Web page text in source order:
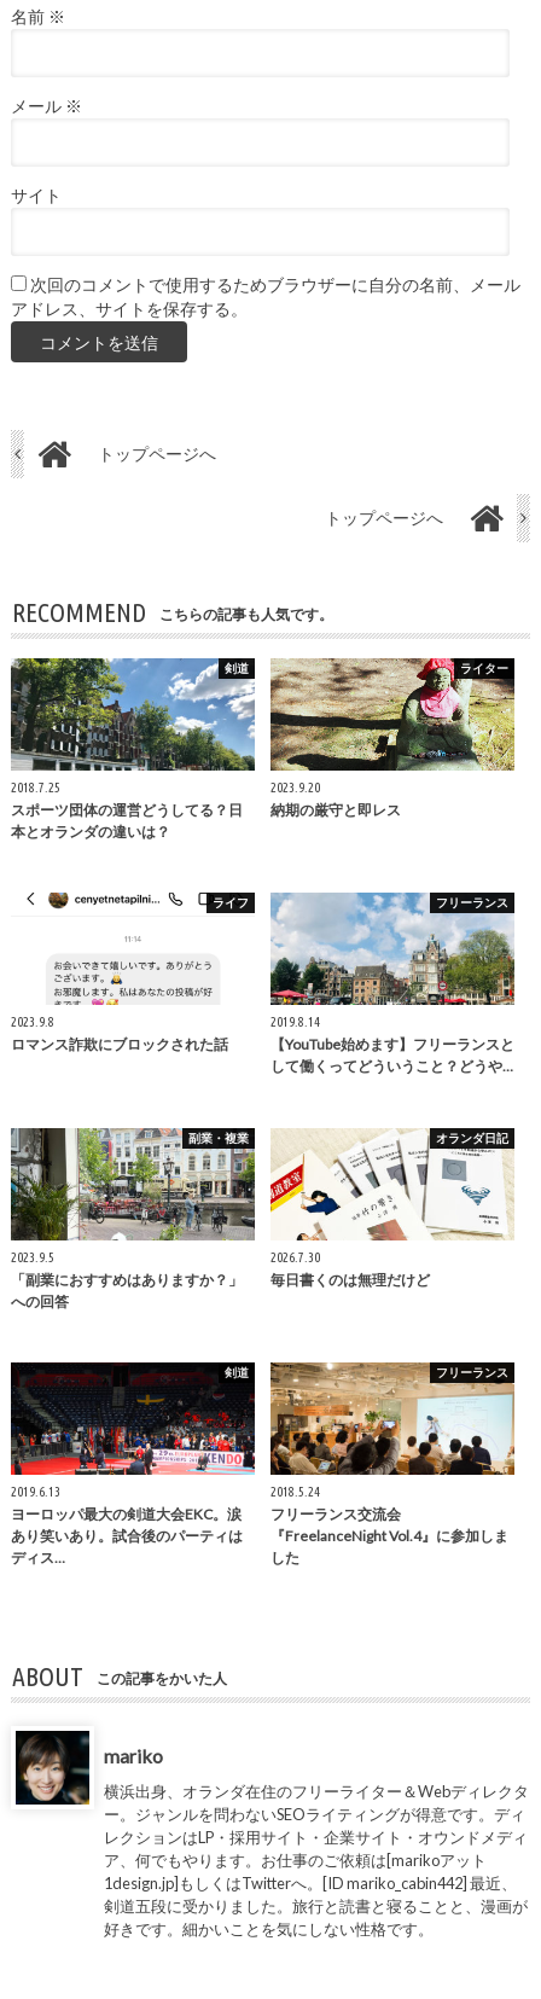
名前 ※
メール ※
サイト
次回のコメントで使用するためブラウザーに自分の名前、メール
アドレス、サイトを保存する。
トップページへ
トップページへ
RECOMMEND こちらの記事も人気です。
剣道
2018.7.25
スポーツ団体の運営どうしてる？日
本とオランダの違いは？
ライター
2023.9.20
納期の厳守と即レス
ライフ
2023.9.8
ロマンス詐欺にブロックされた話
フリーランス
2019.8.14
【YouTube始めます】フリーランスと
して働くってどういうこと？どうや…
副業・複業
2023.9.5
「副業におすすめはありますか？」
への回答
オランダ日記
2026.7.30
毎日書くのは無理だけど
剣道
2019.6.13
ヨーロッパ最大の剣道大会EKC。涙
あり笑いあり。試合後のパーティは
ディス…
フリーランス
2018.5.24
フリーランス交流会
『FreelanceNight Vol.4』に参加しま
した
ABOUT この記事をかいた人
mariko
横浜出身、オランダ在住のフリーライター＆Webディレクタ
ー。ジャンルを問わないSEOライティングが得意です。ディ
レクションはLP・採用サイト・企業サイト・オウンドメディ
ア、何でもやります。お仕事のご依頼は[marikoアット
1design.jp]もしくはTwitterへ。[ID mariko_cabin442] 最近、
剣道五段に受かりました。旅行と読書と寝ることと、漫画が
好きです。細かいことを気にしない性格です。